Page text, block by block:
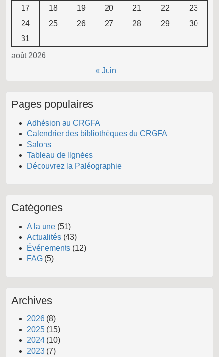
août 2026
17
18 19 20 21 22
23
24
25 26 27 28 29
30
31
« Juin
Pages populaires
Adhésion au CRGFA
Calendrier des bibliothèques du CRGFA
Salons
Tableau de lignées
Découvrez la Paléographie
Catégories
A la une (51)
Actualités (43)
Événements (12)
FAG (5)
Archives
2026 (8)
2025 (15)
2024 (10)
2023 (7)